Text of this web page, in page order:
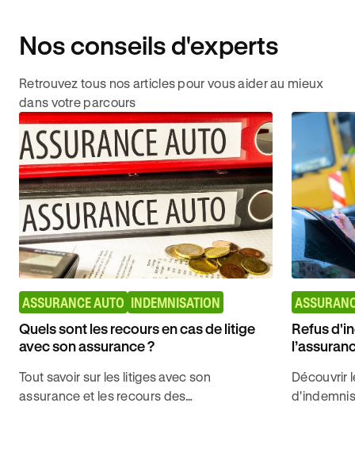
Nos conseils d'experts
Retrouvez tous nos articles pour vous aider au mieux
dans votre parcours
ASSURANCE AUTO INDEMNISATION
Quels sont les recours en cas de litige
avec son assurance ?
Tout savoir sur les litiges avec son
assurance et les recours des
Refus
Découvrir